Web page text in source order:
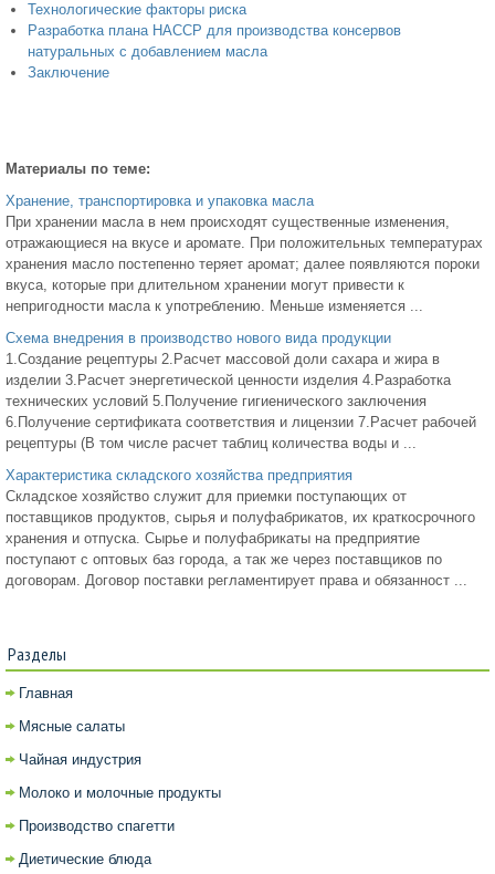
Технологические факторы риска
Разработка плана НАССР для производства консервов
натуральных с добавлением масла
Заключение
Материалы по теме:
Хранение, транспортировка и упаковка масла
При хранении масла в нем происходят существенные изменения,
отражающиеся на вкусе и аромате. При положительных температурах
хранения масло постепенно теряет аромат; далее появляются пороки
вкуса, которые при длительном хранении могут привести к
непригодности масла к употреблению. Меньше изменяется ...
Схема внедрения в производство нового вида продукции
1.Создание рецептуры 2.Расчет массовой доли сахара и жира в
изделии 3.Расчет энергетической ценности изделия 4.Разработка
технических условий 5.Получение гигиенического заключения
6.Получение сертификата соответствия и лицензии 7.Расчет рабочей
рецептуры (В том числе расчет таблиц количества воды и ...
Характеристика складского хозяйства предприятия
Складское хозяйство служит для приемки поступающих от
поставщиков продуктов, сырья и полуфабрикатов, их краткосрочного
хранения и отпуска. Сырье и полуфабрикаты на предприятие
поступают с оптовых баз города, а так же через поставщиков по
договорам. Договор поставки регламентирует права и обязанност ...
Разделы
Главная
Мясные салаты
Чайная индустрия
Молоко и молочные продукты
Производство спагетти
Диетические блюда